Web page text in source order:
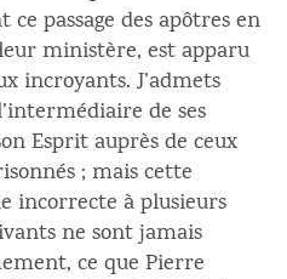
ce passage des apôtres en
ministère, est apparu
incroyants. J’admets
de ses
Esprit auprès de ceux
; mais cette
incorrecte à plusieurs
ne sont jamais
ce que Pierre